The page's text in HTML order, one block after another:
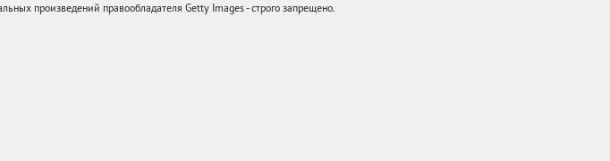
произведений правообладателя Getty Images - строго запрещено.